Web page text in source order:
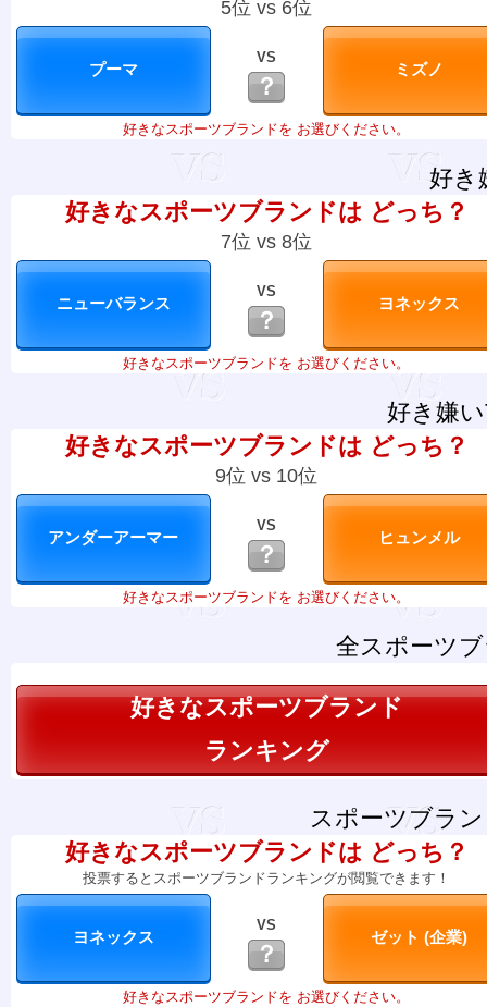
5位 vs 6位
VS
？
好きなスポーツブランドを お選びください。
好き
好きなスポーツブランドは どっち？
7位 vs 8位
VS
？
好きなスポーツブランドを お選びください。
好き嫌
好きなスポーツブランドは どっち？
9位 vs 10位
VS
？
好きなスポーツブランドを お選びください。
全スポーツ
好きなスポーツブランド
ランキング
スポーツブラ
好きなスポーツブランドは どっち？
投票するとスポーツブランドランキングが閲覧できます！
VS
？
好きなスポーツブランドを お選びください。